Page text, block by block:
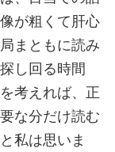
が粗くて肝心
まともに読み
し回る時間
考えれば、正
な分だけ読む
私は思いま